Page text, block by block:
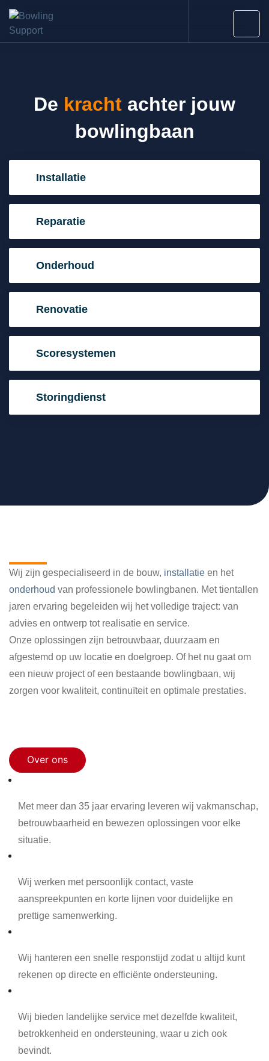
De kracht achter jouw
bowlingbaan
Installatie
Reparatie
Onderhoud
Renovatie
Scoresystemen
Storingdienst
Wij zijn gespecialiseerd in de bouw, installatie en het
onderhoud van professionele bowlingbanen. Met tientallen
jaren ervaring begeleiden wij het volledige traject: van
advies en ontwerp tot realisatie en service.
Onze oplossingen zijn betrouwbaar, duurzaam en
afgestemd op uw locatie en doelgroep. Of het nu gaat om
een nieuw project of een bestaande bowlingbaan, wij
zorgen voor kwaliteit, continuïteit en optimale prestaties.
Over ons
Met meer dan 35 jaar ervaring leveren wij vakmanschap,
betrouwbaarheid en bewezen oplossingen voor elke
situatie.
Wij werken met persoonlijk contact, vaste
aanspreekpunten en korte lijnen voor duidelijke en
prettige samenwerking.
Wij hanteren een snelle responstijd zodat u altijd kunt
rekenen op directe en efficiënte ondersteuning.
Wij bieden landelijke service met dezelfde kwaliteit,
betrokkenheid en ondersteuning, waar u zich ook
bevindt.